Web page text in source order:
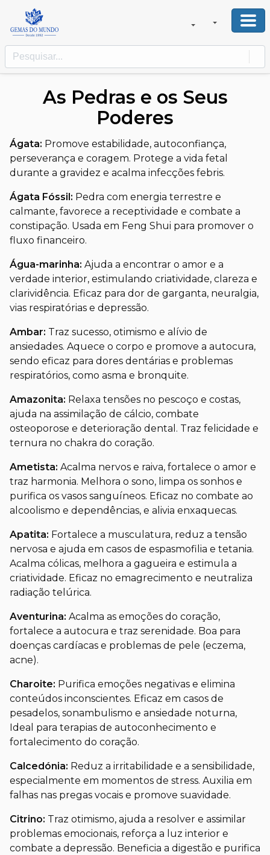
As Pedras e os Seus
Poderes
Ágata: Promove estabilidade, autoconfiança,
perseverança e coragem. Protege a vida fetal
durante a gravidez e acalma infecções febris.
Ágata Fóssil: Pedra com energia terrestre e
calmante, favorece a receptividade e combate a
constipação. Usada em Feng Shui para promover o
fluxo financeiro.
Água-marinha: Ajuda a encontrar o amor e a
verdade interior, estimulando criatividade, clareza e
clarividência. Eficaz para dor de garganta, neuralgia,
vias respiratórias e depressão.
Ambar: Traz sucesso, otimismo e alívio de
ansiedades. Aquece o corpo e promove a autocura,
sendo eficaz para dores dentárias e problemas
respiratórios, como asma e bronquite.
Amazonita: Relaxa tensões no pescoço e costas,
ajuda na assimilação de cálcio, combate
osteoporose e deterioração dental. Traz felicidade e
ternura no chakra do coração.
Ametista: Acalma nervos e raiva, fortalece o amor e
traz harmonia. Melhora o sono, limpa os sonhos e
purifica os vasos sanguíneos. Eficaz no combate ao
alcoolismo e dependências, e alivia enxaquecas.
Apatita: Fortalece a musculatura, reduz a tensão
nervosa e ajuda em casos de espasmofilia e tetania.
Acalma cólicas, melhora a gagueira e estimula a
criatividade. Eficaz no emagrecimento e neutraliza
radiação telúrica.
Aventurina: Acalma as emoções do coração,
fortalece a autocura e traz serenidade. Boa para
doenças cardíacas e problemas de pele (eczema,
acne).
Charoite: Purifica emoções negativas e elimina
conteúdos inconscientes. Eficaz em casos de
pesadelos, sonambulismo e ansiedade noturna,
Ideal para terapias de autoconhecimento e
fortalecimento do coração.
Calcedónia: Reduz a irritabilidade e a sensibilidade,
especialmente em momentos de stress. Auxilia em
falhas nas pregas vocais e promove suavidade.
Citrino: Traz otimismo, ajuda a resolver e assimilar
problemas emocionais, reforça a luz interior e
combate a depressão. Beneficia a digestão e purifica